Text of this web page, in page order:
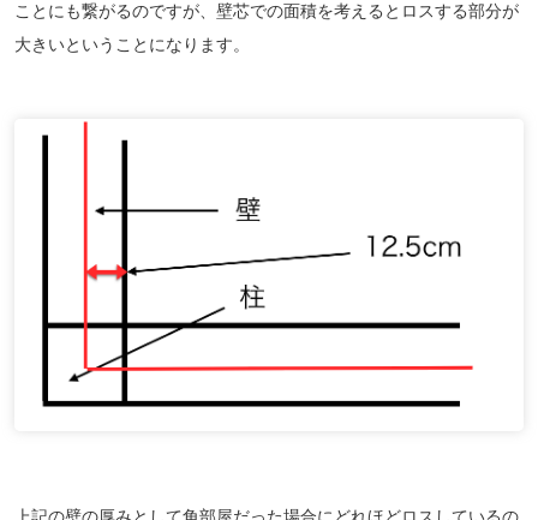
ことにも繋がるのですが、壁芯での面積を考えるとロスする部分が
大きいということになります。
上記の壁の厚みとして角部屋だった場合にどれほどロスしているの